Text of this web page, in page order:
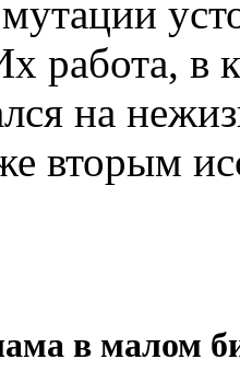
работа, в
на
вторым
в малом